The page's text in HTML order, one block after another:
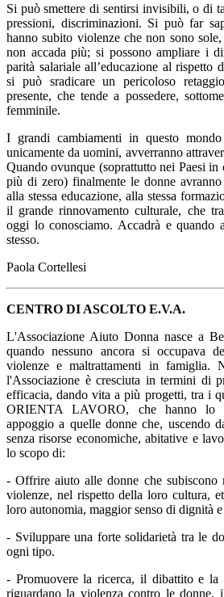
Si può smettere di sentirsi invisibili, o di
pressioni, discriminazioni. Si può far
hanno subito violenze che non sono
non accada più; si possono ampliare i
parità salariale all’educazione al rispetto
si può sradicare un pericoloso
presente, che tende a possedere,
femminile.
I grandi cambiamenti in questo
unicamente da uomini, avverranno
Quando ovunque (soprattutto nei Paesi in
più di zero) finalmente le donne
alla stessa educazione, alla stessa
il grande rinnovamento culturale, che
oggi lo conosciamo. Accadrà e quando
stesso.
Paola Cortellesi
CENTRO DI ASCOLTO E.V.A.
L'Associazione Aiuto Donna nasce a
quando nessuno ancora si occupava
violenze e maltrattamenti in famiglia.
l'Associazione è cresciuta in termini di
efficacia, dando vita a più progetti, tra i
ORIENTA LAVORO, che hanno lo
appoggio a quelle donne che, uscendo
senza risorse economiche, abitative e
lo scopo di:
- Offrire aiuto alle donne che subiscono
violenze, nel rispetto della loro cultura,
loro autonomia, maggior senso di dignità
- Sviluppare una forte solidarietà tra le
ogni tipo.
- Promuovere la ricerca, il dibattito e la
riguardano la violenza contro le donne,